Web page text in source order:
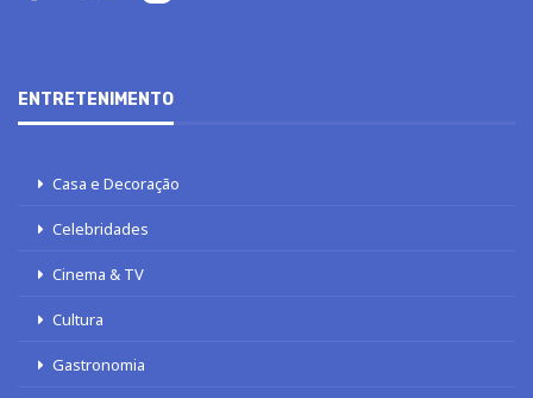
ENTRETENIMENTO
Casa e Decoração
Celebridades
Cinema & TV
Cultura
Gastronomia